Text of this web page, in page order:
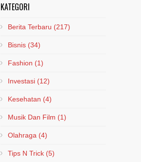
KATEGORI
Berita Terbaru (217)
Bisnis (34)
Fashion (1)
Investasi (12)
Kesehatan (4)
Musik Dan Film (1)
Olahraga (4)
Tips N Trick (5)